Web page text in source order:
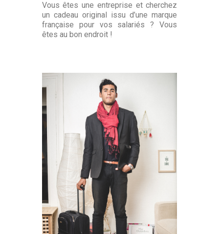
Vous êtes une entreprise et cherchez
un cadeau original issu d’une marque
française pour vos salariés ? Vous
êtes au bon endroit !